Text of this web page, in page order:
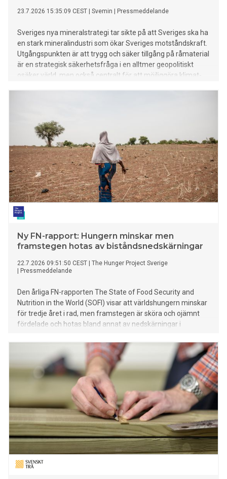
23.7.2026 15:35:09 CEST Svemin Pressmeddelande
Sveriges nya mineralstrategi tar sikte på att Sveriges ska ha
en stark mineralindustri som ökar Sveriges motståndskraft.
Utgångspunkten är att trygg och säker tillgång på råmaterial
är en strategisk säkerhetsfråga i en alltmer geopolitiskt
osäker värld, men också centralt för att möjliggöra klimat-
Ny FN-rapport: Hungern minskar men
framstegen hotas av biståndsnedskärningar
22.7.2026 09:51:50 CEST
The Hunger Project Sverige
Pressmeddelande
Den årliga FN-rapporten The State of Food Security and
Nutrition in the World (SOFI) visar att världshungern minskar
för tredje året i rad, men framstegen är sköra och ojämnt
fördelade och hotas bland annat av nedskärningar i